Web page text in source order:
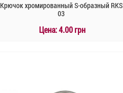
Крючок хромированный S-образный RKS
03
Цена:4.00 грн